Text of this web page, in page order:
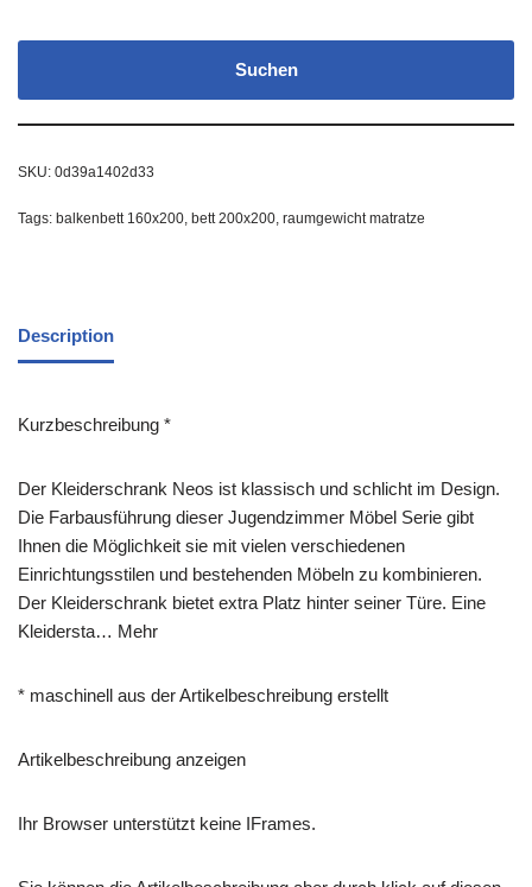
Suchen
SKU: 0d39a1402d33
Tags: balkenbett 160x200, bett 200x200, raumgewicht matratze
Description
Kurzbeschreibung *
Der Kleiderschrank Neos ist klassisch und schlicht im Design.
Die Farbausführung dieser Jugendzimmer Möbel Serie gibt
Ihnen die Möglichkeit sie mit vielen verschiedenen
Einrichtungsstilen und bestehenden Möbeln zu kombinieren.
Der Kleiderschrank bietet extra Platz hinter seiner Türe. Eine
Kleidersta… Mehr
* maschinell aus der Artikelbeschreibung erstellt
Artikelbeschreibung anzeigen
Ihr Browser unterstützt keine IFrames.